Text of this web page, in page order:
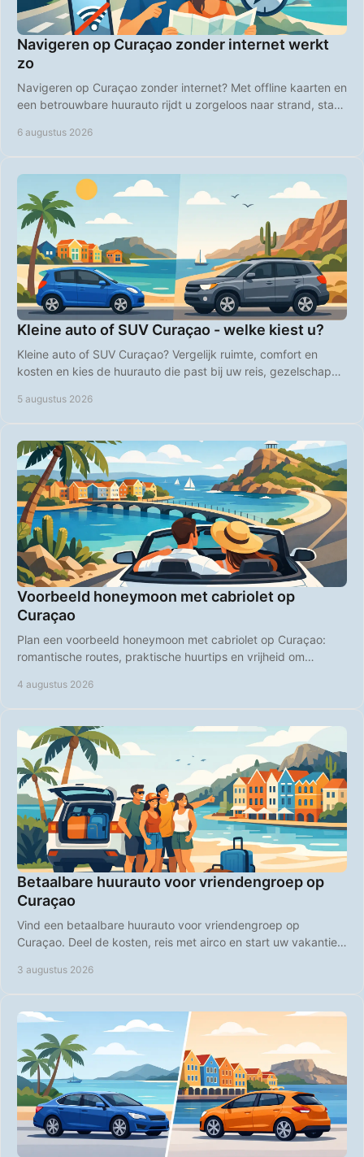
Navigeren op Curaçao zonder internet werkt
zo
Navigeren op Curaçao zonder internet? Met offline kaarten en
een betrouwbare huurauto rijdt u zorgeloos naar strand, stad
6 augustus 2026
Kleine auto of SUV Curaçao - welke kiest u?
Kleine auto of SUV Curaçao? Vergelijk ruimte, comfort en
kosten en kies de huurauto die past bij uw reis, gezelschap
5 augustus 2026
Voorbeeld honeymoon met cabriolet op
Curaçao
Plan een voorbeeld honeymoon met cabriolet op Curaçao:
romantische routes, praktische huurtips en vrijheid om
4 augustus 2026
Betaalbare huurauto voor vriendengroep op
Curaçao
Vind een betaalbare huurauto voor vriendengroep op
Curaçao. Deel de kosten, reis met airco en start uw vakantie
3 augustus 2026